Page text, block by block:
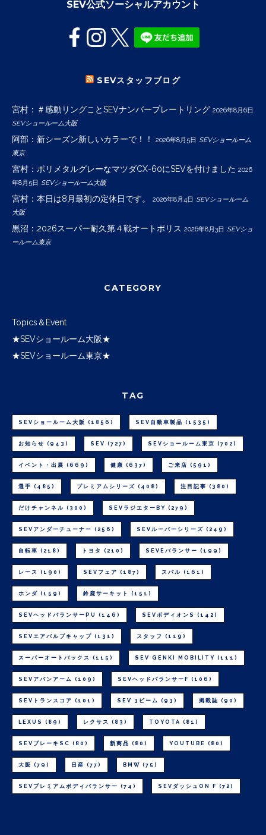
SEV公式ソーシャルアカウント
SEVスタッフブログ
宮村：＃感動リングことSEVナンバープレートリング 2026年8月6日
SEVショールーム大阪
阿部：新シーズン新しいカラーで！！ 2026年8月5日 SEVショールーム
東京
宮村：ポリメタルグレーなマツダCX-60にSEVを付けました 2026
年8月5日 SEVショールーム大阪
宮村：本日は8月最初の定休日です。 2026年8月4日 SEVショールーム
大阪
黒沼：2026スーパー耐久第４戦オートポリス 2026年8月3日 SEVショ
ールーム東京
CATEGORY
Topics＆Event
★SEVショールーム大阪★
★SEVショールーム東京★
TAG
SEVショールーム大阪 (1856) SEV自動車製品 (1535)
お知らせ (943) SEV (727) SEVショールーム東京 (702)
イベント・出展 (669) 健康 (637) ご来店 (591)
選手 (485) プレミアムシリーズ (408) 注目記事 (380)
だけチャンネル (300) SEVラジエターBY (279)
SEVアンダーチューナー (256) SEVルーパーシリーズ (249)
自転車 (218) トヨタ (210) SEVEバランサー (199)
レース (190) SEVフェア (187) スバル (161)
ホンダ (159) 鈴鹿サーキット (151)
SEVヘッドバランサーPU (146) SEVボディオンS (142)
SEVエアバルブキャップ (131) スタッフ (119)
スーパーオートバックス (115) SEV GENKI MOBILITY (111)
SEVアバンアーム (109) SEVヘッドバランサーF (106)
SEVトランスコア (101) SEV 3ビーム (93) 掲載誌 (90)
LEXUS (89) レクサス (83) TOYOTA (81)
SEVブレーキSC (80) 新商品 (80) YOUTUBE (80)
大阪 (79) 日産 (77) BMW (75)
SEVプレミアムボディバランサー (74) SEVダッシュON F (72)